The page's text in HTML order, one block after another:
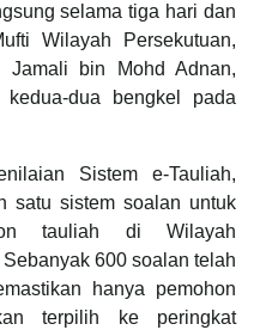
selama tiga hari dan
Wilayah Persekutuan,
Jamali bin Mohd Adnan,
dua bengkel pada
Sistem e-Tauliah,
satu sistem soalan untuk
tauliah di Wilayah
600 soalan telah
hanya pemohon
terpilih ke peringkat